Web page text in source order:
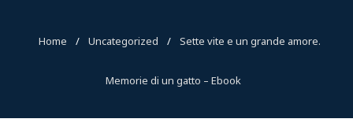
Home / Uncategorized / Sette vite e un grande amore.
Memorie di un gatto – Ebook